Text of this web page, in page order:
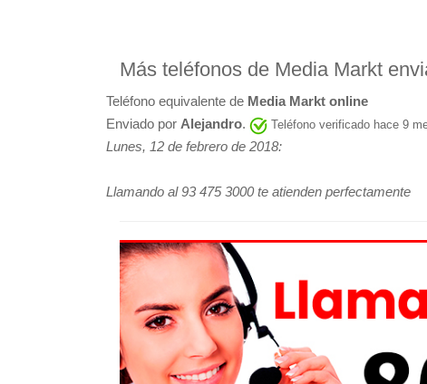
Más teléfonos de Media Markt
Teléfono equivalente de Media Markt online
Enviado por Alejandro. Teléfono verificado hace 9
Lunes, 12 de febrero de 2018:
Llamando al 93 475 3000 te atienden perfectamente